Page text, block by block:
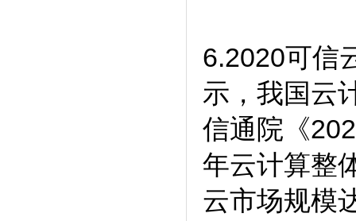
6.2020可信
示，我国云
信通院《
年云计算整
云市场规模